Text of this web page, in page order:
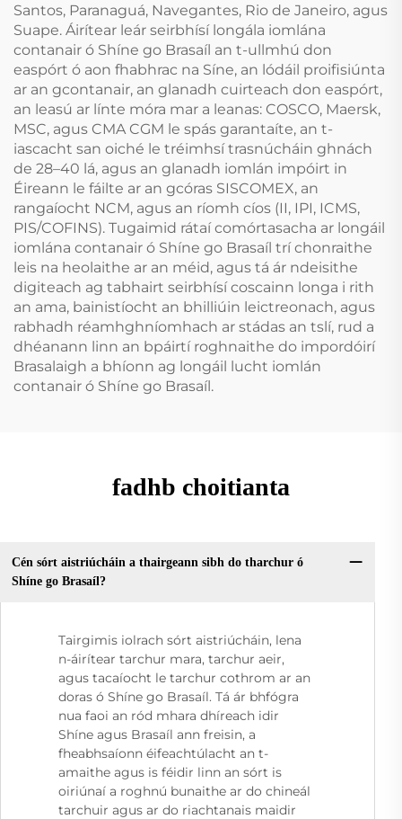
Santos, Paranaguá, Navegantes, Rio de Janeiro, agus
Suape. Áirítear leár seirbhísí longála iomlána
contanair ó Shíne go Brasaíl an t-ullmhú don
easpórt ó aon fhabhrac na Síne, an lódáil proifisiúnta
ar an gcontanair, an glanadh cuirteach don easpórt,
an leasú ar línte móra mar a leanas: COSCO, Maersk,
MSC, agus CMA CGM le spás garantaíte, an t-
iascacht san oiché le tréimhsí trasnúcháin ghnách
de 28–40 lá, agus an glanadh iomlán impóirt in
Éireann le fáilte ar an gcóras SISCOMEX, an
rangaíocht NCM, agus an ríomh cíos (II, IPI, ICMS,
PIS/COFINS). Tugaimid rátaí comórtasacha ar longáil
iomlána contanair ó Shíne go Brasaíl trí chonraithe
leis na heolaithe ar an méid, agus tá ár ndeisithe
digiteach ag tabhairt seirbhísí coscainn longa i rith
an ama, bainistíocht an bhilliúin leictreonach, agus
rabhadh réamhghníomhach ar stádas an tslí, rud a
dhéanann linn an bpáirtí roghnaithe do impordóirí
Brasalaigh a bhíonn ag longáil lucht iomlán
contanair ó Shíne go Brasaíl.
fadhb choitianta
Cén sórt aistriúcháin a thairgeann sibh do tharchur ó
Shíne go Brasaíl?
Tairgimis iolrach sórt aistriúcháin, lena
n-áirítear tarchur mara, tarchur aeir,
agus tacaíocht le tarchur cothrom ar an
doras ó Shíne go Brasaíl. Tá ár bhfógra
nua faoi an ród mhara dhíreach idir
Shíne agus Brasaíl ann freisin, a
fheabhsaíonn éifeachtúlacht an t-
amaithe agus is féidir linn an sórt is
oiriúnaí a roghnú bunaithe ar do chineál
tarchuir agus ar do riachtanais maidir